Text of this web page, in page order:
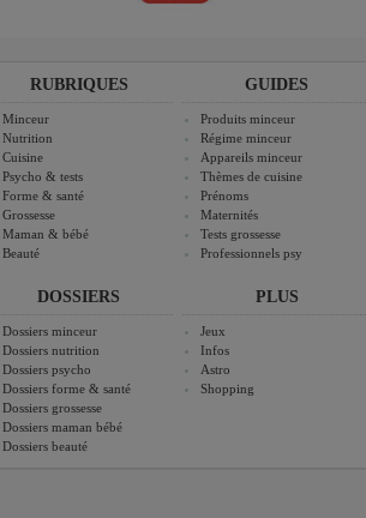
RUBRIQUES
Minceur
Nutrition
Cuisine
Psycho & tests
Forme & santé
Grossesse
Maman & bébé
Beauté
DOSSIERS
Dossiers minceur
Dossiers nutrition
Dossiers psycho
Dossiers forme & santé
Dossiers grossesse
Dossiers maman bébé
Dossiers beauté
GUIDES
Produits minceur
Régime minceur
Appareils minceur
Thèmes de cuisine
Prénoms
Maternités
Tests grossesse
Professionnels psy
PLUS
Jeux
Infos
Astro
Shopping